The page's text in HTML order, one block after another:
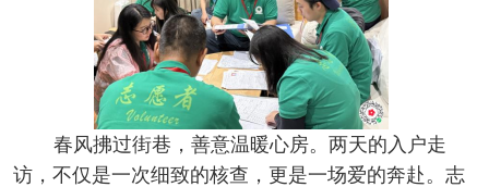
春风拂过街巷，善意温暖心房。两天的入户走
访，不仅是一次细致的核查，更是一场爱的奔赴。志